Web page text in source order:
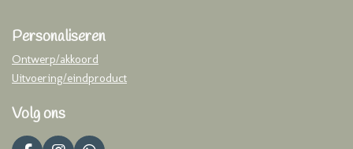
Personaliseren
Ontwerp/akkoord
Uitvoering/eindproduct
Volg ons